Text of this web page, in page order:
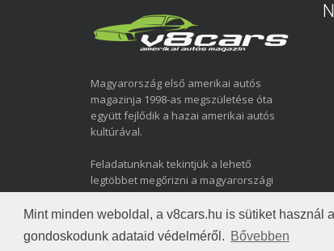
Mint minden weboldal, a v8cars.hu is sütiket
gondoskodunk adataid védelméről. Bővebben
Magyarország első amerikai autós
magazinja 1998-as megszületése óta
együtt fejlődik a hazai amerikai autós
kultúrával.
Feladatunknak tekintjük a lehető
legtöbbet megőrizni a magyarországi
amerikai autózás elmúlt közel három
évtizedéről.
Copyright © 1998-2026 v8cars.huT|Szerzői jogok